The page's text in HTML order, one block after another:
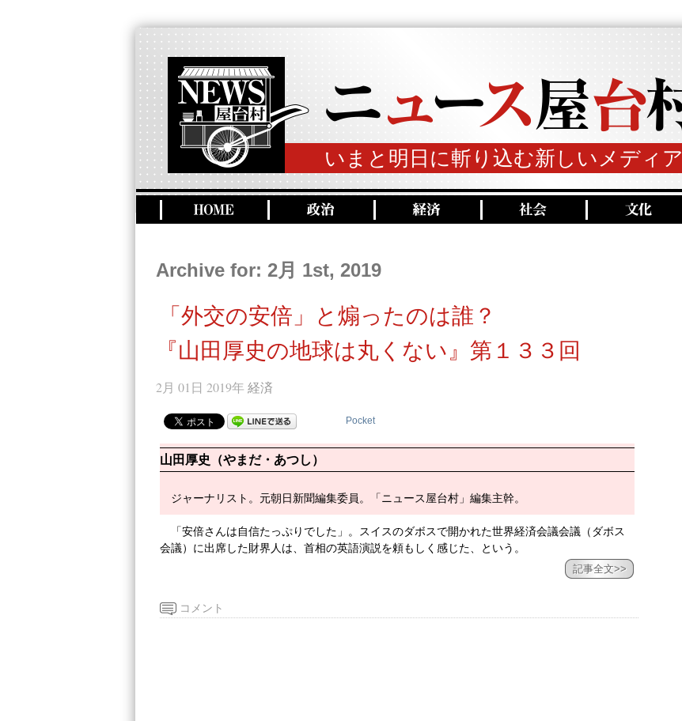
いまと明日に斬り込む新しいメディア
Archive for: 2月 1st, 2019
「外交の安倍」と煽ったのは誰？
『山田厚史の地球は丸くない』第１３３回
2月 01日 2019年 経済
Pocket
山田厚史（やまだ・あつし）
ジャーナリスト。元朝日新聞編集委員。「ニュース屋台村」編集主幹。
「安倍さんは自信たっぷりでした」。スイスのダボスで開かれた世界経済会議会議（ダボス
会議）に出席した財界人は、首相の英語演説を頼もしく感じた、という。
記事全文>>
コメント